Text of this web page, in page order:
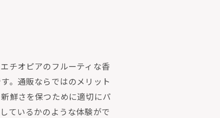
チオピアのフルーティな香
。通販ならではのメリット
鮮さを保つために適切にパ
ているかのような体験がで